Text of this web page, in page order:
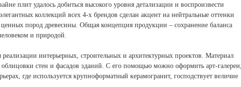
плит удалось добиться высокого уровня детализации и воспроизвести
коллекций всех 4-х брендов сделан акцент на нейтральные оттенки
пород древесины. Общая концепция продукции – сохранение баланса
и природой.
интерьерных, строительных и архитектурных проектов. Материал
стен и фасадов зданий. С его помощью можно оформить арт-галереи,
где используется крупноформатный керамогранит, господствует величие